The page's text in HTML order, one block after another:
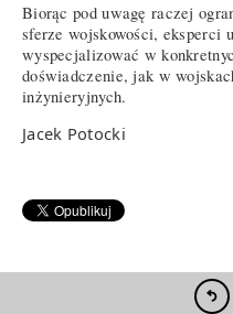
Biorąc pod uwagę raczej
sferze wojskowości, eksperci
wyspecjalizować w
doświadczenie, jak w
inżynieryjnych.
Jacek Potocki